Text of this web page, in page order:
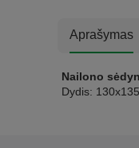
Aprašymas
Nailono
Dydis: